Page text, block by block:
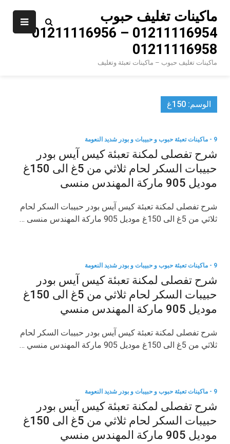
content
ماكينات تغليف حبوب
01211116954 – 01211116956 –
01211116958
ماكينات تغليف حبوب – ماكينات تعبئة وتغليف
الوسم: 150غ
9 - ماكينات تعبئة حبوب و حبيبات و بودر شديد النعومة
شرح تفصلى لمكنة تعبئة كيس آيس بودر
حبيبات السكر لحام ثلاثي من 5غ الى 150غ
موديل 905 ماركة المهندس منسى
شرح تفصلى لمكنة تعبئة كيس آيس بودر حبيبات السكر لحام
ثلاثي من 5غ الى 150غ موديل 905 ماركة المهندس منسى …
9 - ماكينات تعبئة حبوب و حبيبات و بودر شديد النعومة
شرح تفصلى لمكنة تعبئة كيس آيس بودر
حبيبات السكر لحام ثلاثي من 5غ الى 150غ
موديل 905 ماركة المهندس منسي
شرح تفصلى لمكنة تعبئة كيس آيس بودر حبيبات السكر لحام
ثلاثي من 5غ الى 150غ موديل 905 ماركة المهندس منسي …
9 - ماكينات تعبئة حبوب و حبيبات و بودر شديد النعومة
شرح تفصلى لمكنة تعبئة كيس آيس بودر
حبيبات السكر لحام ثلاثي من 5غ الى 150غ
موديل 905 ماركة المهندس منسي